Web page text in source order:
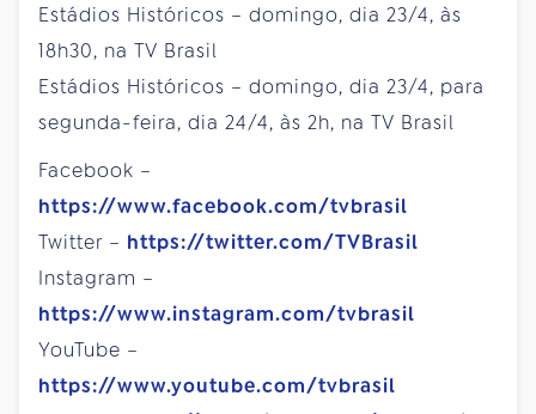
Estádios Históricos – domingo, dia 23/4, às
18h30, na TV Brasil
Estádios Históricos – domingo, dia 23/4, para
segunda-feira, dia 24/4, às 2h, na TV Brasil
Facebook –
https://www.facebook.com/tvbrasil
Twitter – https://twitter.com/TVBrasil
Instagram –
https://www.instagram.com/tvbrasil
YouTube –
https://www.youtube.com/tvbrasil